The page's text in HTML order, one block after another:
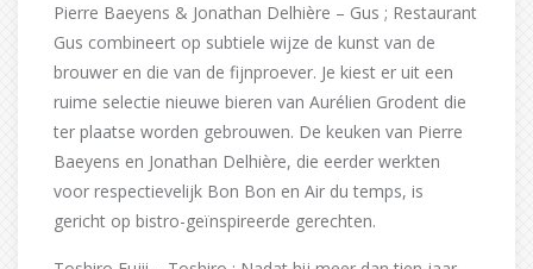
Pierre Baeyens & Jonathan Delhière – Gus ; Restaurant
Gus combineert op subtiele wijze de kunst van de
brouwer en die van de fijnproever. Je kiest er uit een
ruime selectie nieuwe bieren van Aurélien Grodent die
ter plaatse worden gebrouwen. De keuken van Pierre
Baeyens en Jonathan Delhière, die eerder werkten
voor respectievelijk Bon Bon en Air du temps, is
gericht op bistro-geïnspireerde gerechten.